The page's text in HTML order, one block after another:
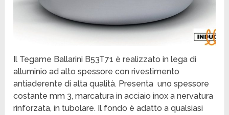
Il Tegame Ballarini B53T71 è realizzato in lega di
alluminio ad alto spessore con rivestimento
antiaderente di alta qualità. Presenta uno spessore
costante mm 3, marcatura in acciaio inox a nervatura
rinforzata, in tubolare. Il fondo è adatto a qualsiasi